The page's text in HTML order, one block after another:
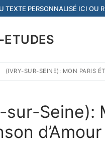
TEXTE PERSONNALISÉ ICI OU
(IVRY-SUR-SEINE): MON PARIS
sur-Seine):